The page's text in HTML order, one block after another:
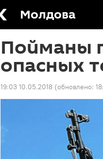
Молдова
Пойманы
опасных
19:03 10.05.2018 (обновлено: